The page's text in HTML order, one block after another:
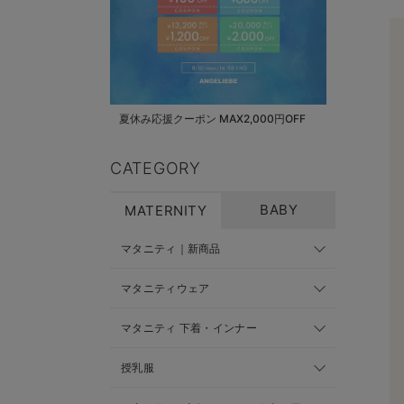
夏休み応援クーポン MAX2,000円OFF
CATEGORY
MATERNITY BABY
マタニティ｜新商品
マタニティウェア
マタニティ 下着・インナー
授乳服